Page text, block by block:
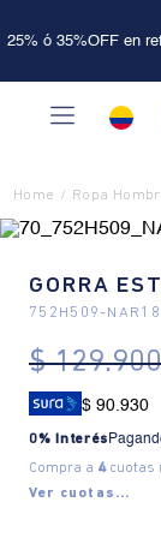
25% ó 35%OFF en
Ropa
GORRA
752H509-
$ 129.900
$ 90.930
0% Interés
Compra a 4cuotas
Ver cuotas...